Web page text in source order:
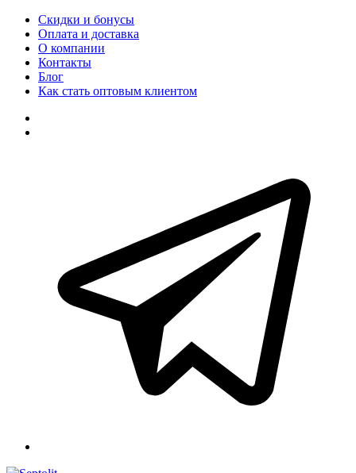
Скидки и бонусы
Оплата и доставка
О компании
Контакты
Блог
Как стать оптовым клиентом